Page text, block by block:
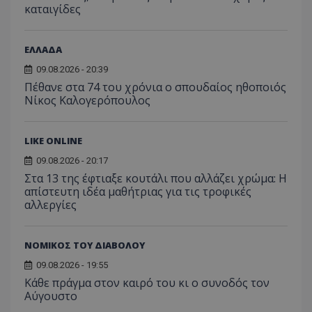
καταιγίδες
ΕΛΛΑΔΑ
09.08.2026 - 20:39
Πέθανε στα 74 του χρόνια ο σπουδαίος ηθοποιός
Νίκος Καλογερόπουλος
LIKE ONLINE
09.08.2026 - 20:17
Στα 13 της έφτιαξε κουτάλι που αλλάζει χρώμα: Η
απίστευτη ιδέα μαθήτριας για τις τροφικές
αλλεργίες
ΝΟΜΙΚΟΣ ΤΟΥ ΔΙΑΒΟΛΟΥ
09.08.2026 - 19:55
Κάθε πράγμα στον καιρό του κι ο συνοδός τον
Αύγουστο